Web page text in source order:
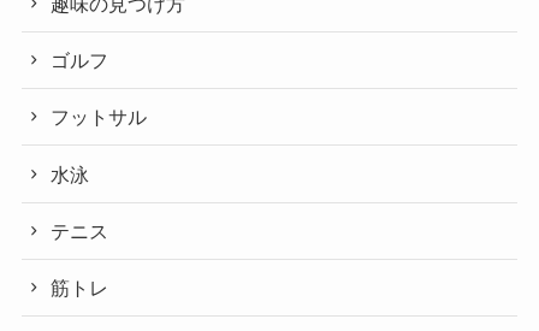
ゴルフ
フットサル
水泳
テニス
筋トレ